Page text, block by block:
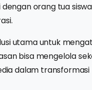
orang tua
utama untuk
bisa mengelola
dalam